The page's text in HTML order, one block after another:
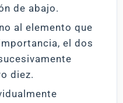
de abajo.
al elemento que
el dos
diez.